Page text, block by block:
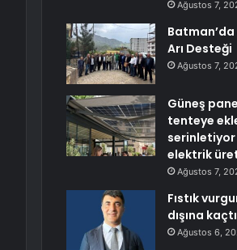
Ağustos 7,
Batman’da
Arı Desteği
Ağustos 7,
Güneş
tenteye
serinletiyor
elektrik
Ağustos 7,
Fıstık
dışına kaçtı
Ağustos 6,